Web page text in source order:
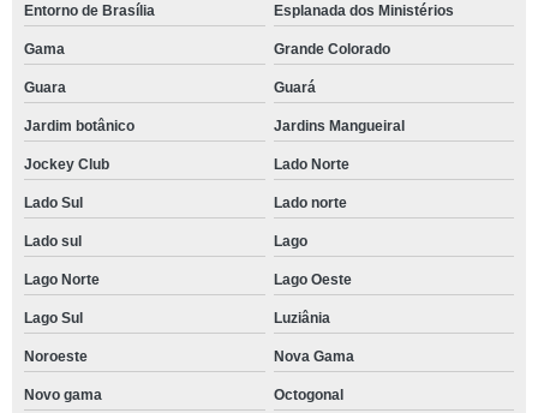
Entorno de Brasília Esplanada dos Ministérios
Gama Grande Colorado
Guara Guará
Jardim botânico Jardins Mangueiral
Jockey Club Lado Norte
Lado Sul Lado norte
Lado sul Lago
Lago Norte Lago Oeste
Lago Sul Luziânia
Noroeste Nova Gama
Novo gama Octogonal